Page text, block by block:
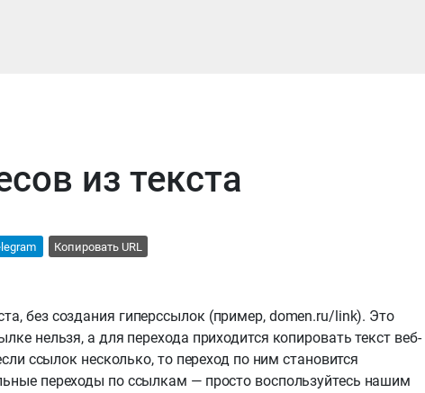
из текста
Копировать URL
без создания гиперссылок (пример, domen.ru/link). Это
нельзя, а для перехода приходится копировать текст веб-
ссылок несколько, то переход по ним становится
переходы по ссылкам — просто воспользуйтесь нашим